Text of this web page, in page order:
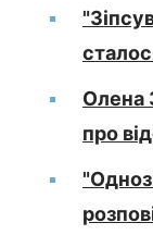
Олена
про